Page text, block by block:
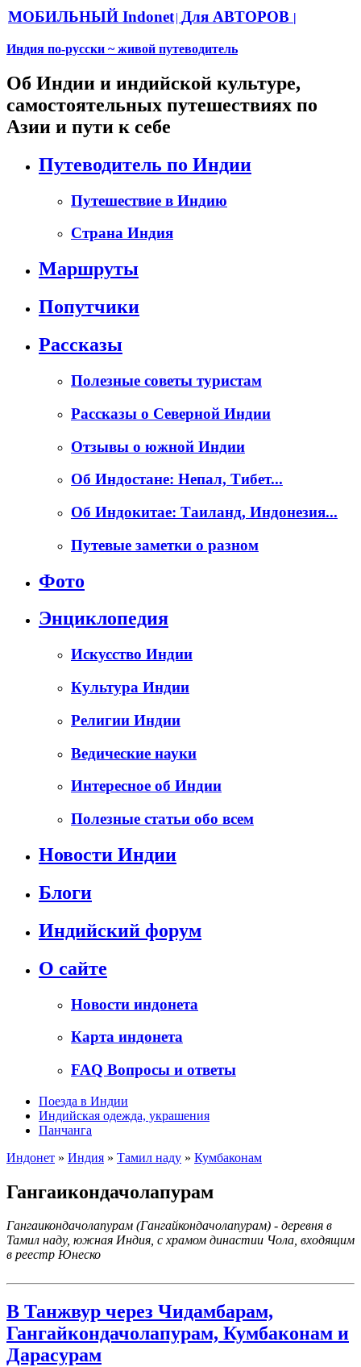
МОБИЛЬНЫЙ Indonet| Для АВТОРОВ |
Индия по-русски ~ живой путеводитель
Об Индии и индийской культуре,
самостоятельных путешествиях по
Азии и пути к себе
Путеводитель по Индии
Путешествие в Индию
Страна Индия
Маршруты
Попутчики
Рассказы
Полезные советы туристам
Рассказы о Северной Индии
Отзывы о южной Индии
Об Индостане: Непал, Тибет...
Об Индокитае: Таиланд, Индонезия...
Путевые заметки о разном
Фото
Энциклопедия
Искусство Индии
Культура Индии
Религии Индии
Ведические науки
Интересное об Индии
Полезные статьи обо всем
Новости Индии
Блоги
Индийский форум
О сайте
Новости индонета
Карта индонета
FAQ Вопросы и ответы
Поезда в Индии
Индийская одежда, украшения
Панчанга
Индонет » Индия » Тамил наду » Кумбаконам
Гангаикондачолапурам
Гангаикондачолапурам (Гангайкондачолапурам) - деревня в
Тамил наду, южная Индия, с храмом династии Чола, входящим
в реестр Юнеско
В Танжвур через Чидамбарам,
Гангайкондачолапурам, Кумбаконам и
Дарасурам